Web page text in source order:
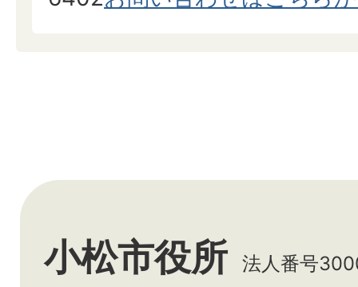
小松市役所 法人番号